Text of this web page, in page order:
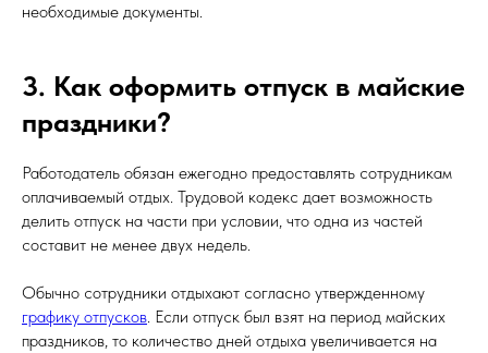
необходимые документы.
3. Как оформить отпуск в майские
праздники?
Работодатель обязан ежегодно предоставлять сотрудникам
оплачиваемый отдых. Трудовой кодекс дает возможность
делить отпуск на части при условии, что одна из частей
составит не менее двух недель.
Обычно сотрудники отдыхают согласно утвержденному
графику отпусков. Если отпуск был взят на период майских
праздников, то количество дней отдыха увеличивается на